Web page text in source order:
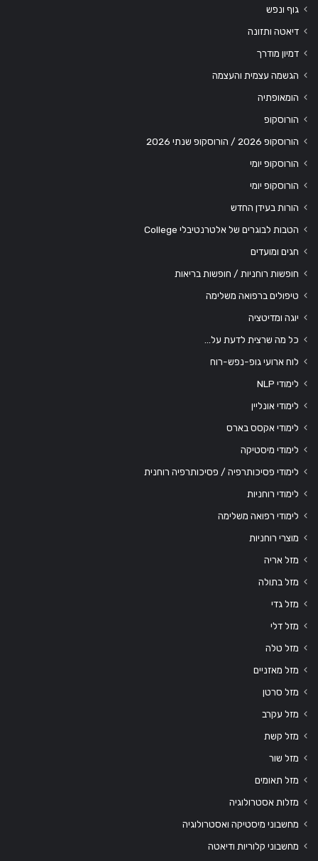
גוף ונפש
דיאטה ותזונה
דמיון מודרך
הגשמה עצמית והעצמה
הומאופתיה
הורוסקופ
הורוסקופ 2026 / הורוסקופ שנתי 2026
הורוסקופ יומי
הורוסקופ יומי
הורות בעידן החדש
הטבות לבוגרים של אלטרנטיבלי College
חגים ומועדים
חופשות רוחניות / חופשות בריאות
טיפולים ברפואה משלימה
יוגה ומדיטציה
כל מה שרצית לדעת על…
לוח ארועי גופ-נפש-רוח
לימודי NLP
לימודי אונליין
לימודי אקסס בארס
לימודי מיסטיקה
לימודי פסיכותרפיה / פסיכותרפיה רוחנית
לימודי רוחניות
לימודי רפואה משלימה
מוצרי רוחניות
מזל אריה
מזל בתולה
מזל גדי
מזל דלי
מזל טלה
מזל מאזניים
מזל סרטן
מזל עקרב
מזל קשת
מזל שור
מזל תאומים
מזלות אסטרולוגיה
מחשבוני מיסטיקה ואסטרולוגיה
מחשבוני קלוריות ודיאטה